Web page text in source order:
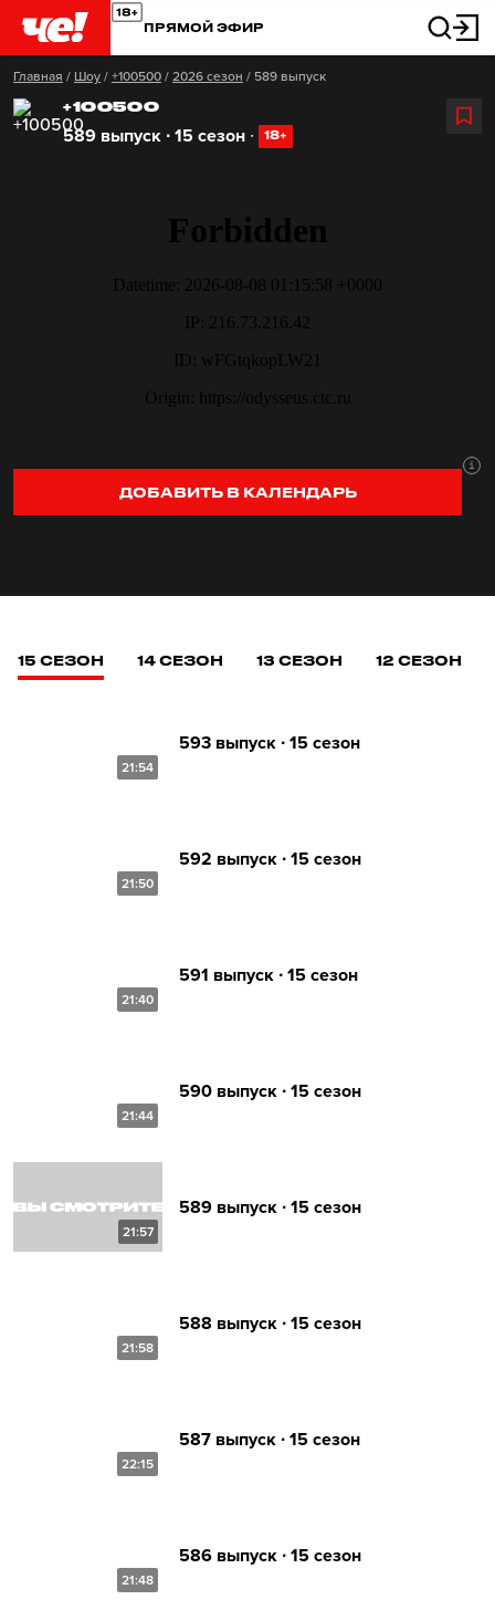
ПРЯМОЙ ЭФИР
Главная / Шоу / +100500 / 2026 сезон / 589 выпуск
+100500
589 выпуск ∙ 15 сезон ∙ 18+
ДОБАВИТЬ В КАЛЕНДАРЬ
15 СЕЗОН 14 СЕЗОН 13 СЕЗОН 12 СЕЗОН
21:54
593 выпуск ∙ 15 сезон
21:50
592 выпуск ∙ 15 сезон
21:40
591 выпуск ∙ 15 сезон
21:44
590 выпуск ∙ 15 сезон
21:57
589 выпуск ∙ 15 сезон
21:58
588 выпуск ∙ 15 сезон
22:15
587 выпуск ∙ 15 сезон
21:48
586 выпуск ∙ 15 сезон